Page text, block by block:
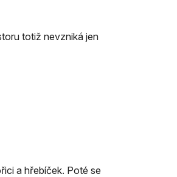
totiž nevzniká jen
a hřebíček. Poté se